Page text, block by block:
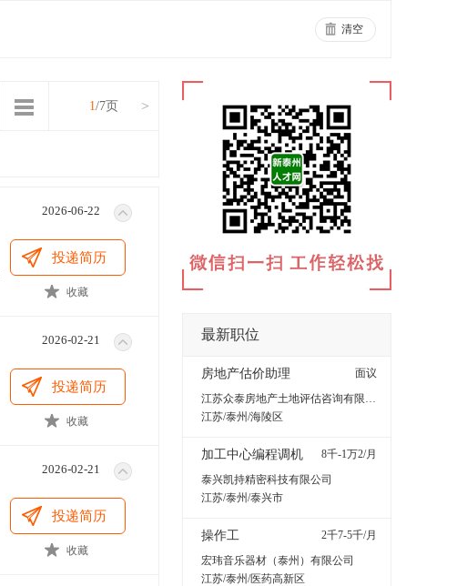
清空
>
1/7页
2026-06-22
投递简历
收藏
2026-02-21
投递简历
收藏
2026-02-21
投递简历
收藏
最新职位
房地产估价助理
面议
江苏众泰房地产土地评估咨询有限公司
江苏/泰州/海陵区
加工中心编程调机
8千-1万2/月
泰兴凯持精密科技有限公司
江苏/泰州/泰兴市
操作工
2千7-5千/月
宏玮音乐器材（泰州）有限公司
江苏/泰州/医药高新区